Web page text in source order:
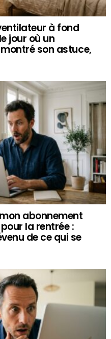
à fond
jour où un
son astuce,
abonnement
la rentrée :
de ce qui se